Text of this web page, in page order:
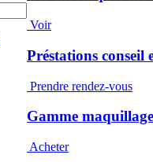
Voir
Préstations conseil
Prendre rendez-vous
Gamme
Acheter